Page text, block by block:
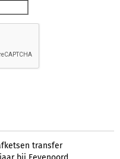
transfer